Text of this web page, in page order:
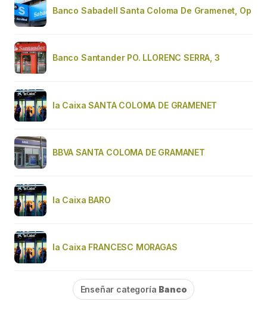
Banco Sabadell Santa Coloma De Gramenet, Op
Banco Santander PO. LLORENC SERRA, 3
la Caixa SANTA COLOMA DE GRAMENET
BBVA SANTA COLOMA DE GRAMANET
la Caixa BARO
la Caixa FRANCESC MORAGAS
Enseñar categoría Banco